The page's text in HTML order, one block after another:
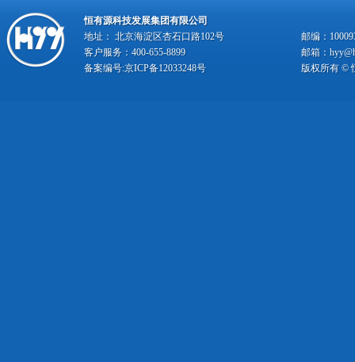
恒有源科技发展集团有限公司
地址： 北京海淀区杏石口路102号
邮编：
客户服务：400-655-8899
邮箱：
备案编号:京ICP备12033248号 版权所有 ©